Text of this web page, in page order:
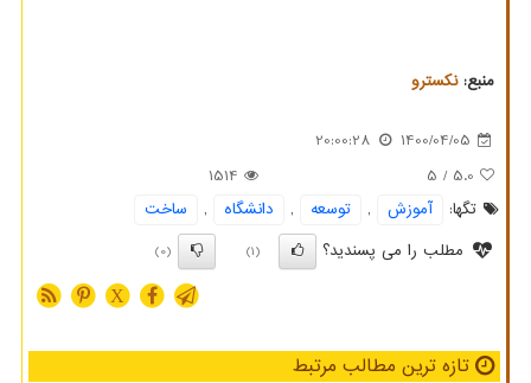
منبع:نكسترو
1400/04/05
20:00:28
5.0
/ 5
1514
تگها:
آموزش , توسعه , دانشگاه ,
ساخت
مطلب را می پسندید؟
(1)
(0)
X
تازه ترین مطالب مرتبط